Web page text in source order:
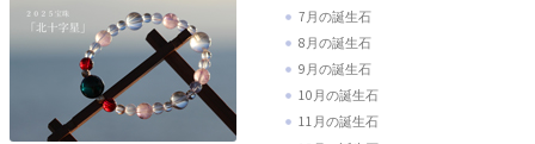
7月の誕生石
8月の誕生石
9月の誕生石
10月の誕生石
11月の誕生石